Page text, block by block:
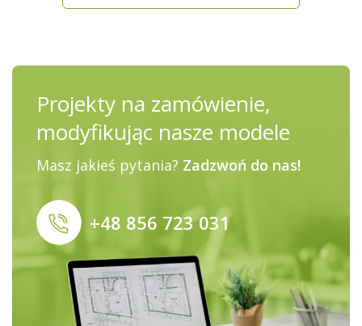
Projekty na zamówienie,
modyfikując nasze modele
Masz jakieś pytania? Zadzwoń do nas!
+48 856 723 031